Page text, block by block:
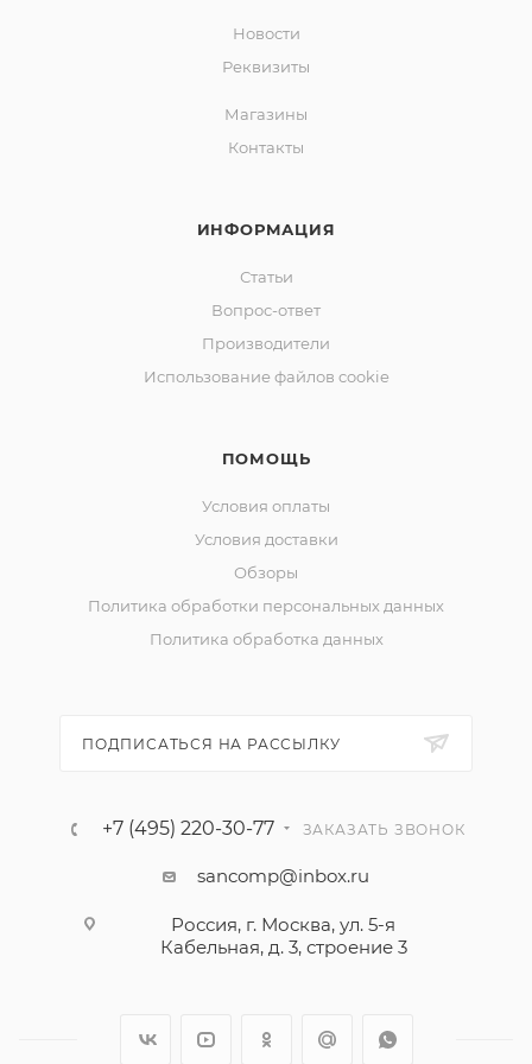
Новости
Реквизиты
Магазины
Контакты
ИНФОРМАЦИЯ
Статьи
Вопрос-ответ
Производители
Использование файлов cookie
ПОМОЩЬ
Условия оплаты
Условия доставки
Обзоры
Политика обработки персональных данных
Политика обработка данных
ПОДПИСАТЬСЯ НА РАССЫЛКУ
+7 (495) 220-30-77 ЗАКАЗАТЬ ЗВОНОК
sancomp@inbox.ru
Россия, г. Москва, ул. 5-я
Кабельная, д. 3, строение 3